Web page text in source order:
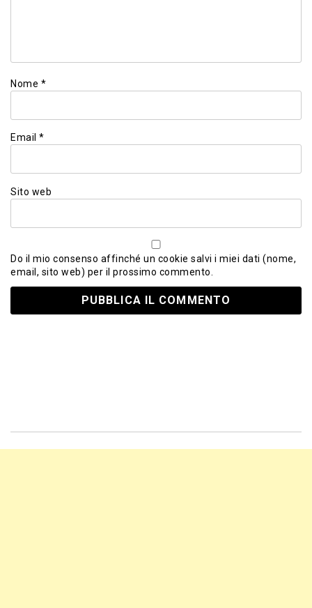
Nome *
Email *
Sito web
Do il mio consenso affinché un cookie salvi i miei dati (nome,
email, sito web) per il prossimo commento.